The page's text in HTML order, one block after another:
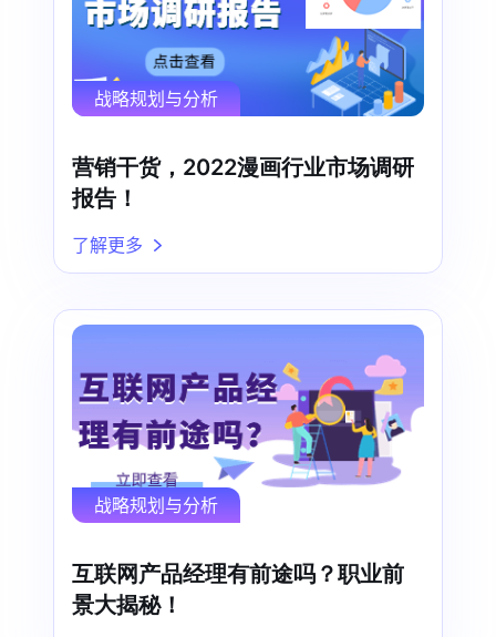
战略规划与分析
营销干货，2022漫画行业市场调研
报告！
了解更多
战略规划与分析
互联网产品经理有前途吗？职业前
景大揭秘！